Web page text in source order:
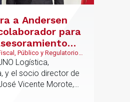
a Andersen
para
del sector
Público y Regulatorio,
Movilidad & Logística
Logística,
y el socio director de
Vicente Morote,